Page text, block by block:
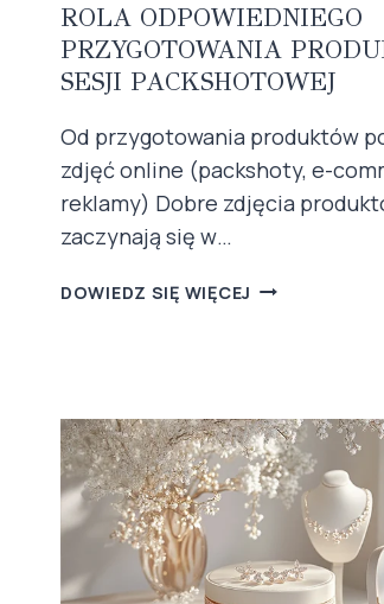
ROLA ODPOWIEDNIEGO
PRZYGOTOWANIA
SESJI PACKSHOTOWEJ
Od przygotowania produktów
zdjęć online (packshoty, e-
reklamy) Dobre zdjęcia
zaczynają się w…
DOWIEDZ SIĘ WIĘCEJ ROLA
SESJI